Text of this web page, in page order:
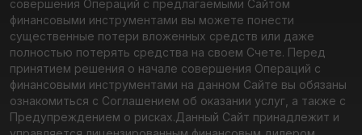
совершения Операций с предлагаемыми Сайтом
финансовыми инструментами вы можете понести
существенные потери вложенных средств или даже
полностью потерять средства на своем Счете. Перед
принятием решения о начале совершения Операций с
финансовыми инструментами на данном Сайте вы обязаны
ознакомиться с Соглашением об оказании услуг, а также с
Предупреждением о рисках.Данный Сайт принадлежит и